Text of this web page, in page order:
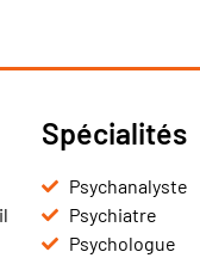
Spécialités
Psychanalyste
Psychiatre
Psychologue